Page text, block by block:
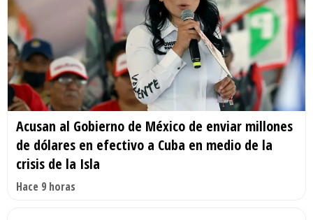
Acusan al Gobierno de México de enviar millones
de dólares en efectivo a Cuba en medio de la
crisis de la Isla
Hace 9 horas